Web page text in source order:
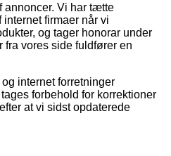
annoncer. Vi har tætte
firmaer når vi
og tager honorar under
vores side fuldfører en
internet forretninger
forbehold for korrektioner
at vi sidst opdaterede